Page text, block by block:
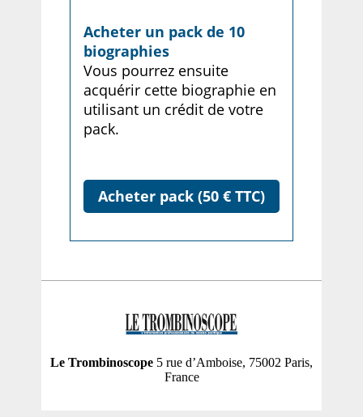
Acheter un pack de 10
biographies
Vous pourrez ensuite
acquérir cette biographie en
utilisant un crédit de votre
pack.
Acheter pack (50 € TTC)
Le Trombinoscope 5 rue d’Amboise, 75002 Paris,
France